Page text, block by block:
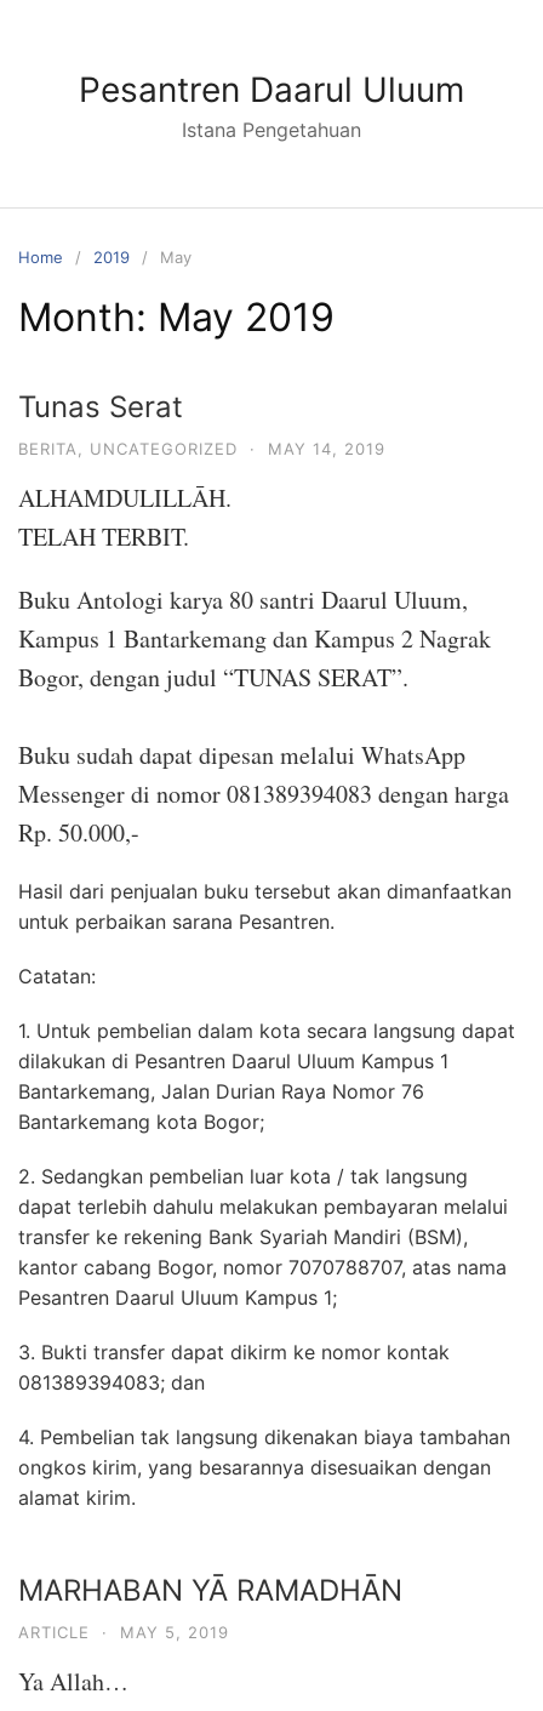
Pesantren Daarul Uluum
Istana Pengetahuan
Home 2019 May
Month: May 2019
Tunas Serat
BERITA UNCATEGORIZED · MAY 14, 2019
ALHAMDULILLĀH.
TELAH TERBIT.
Buku Antologi karya 80 santri Daarul Uluum,
Kampus 1 Bantarkemang dan Kampus 2 Nagrak
Bogor, dengan judul “TUNAS SERAT”.
Buku sudah dapat dipesan melalui WhatsApp
Messenger di nomor 081389394083 dengan harga
Rp. 50.000,-
Hasil dari penjualan buku tersebut akan dimanfaatkan
untuk perbaikan sarana Pesantren.
Catatan:
1. Untuk pembelian dalam kota secara langsung dapat
dilakukan di Pesantren Daarul Uluum Kampus 1
Bantarkemang, Jalan Durian Raya Nomor 76
Bantarkemang kota Bogor;
2. Sedangkan pembelian luar kota / tak langsung
dapat terlebih dahulu melakukan pembayaran melalui
transfer ke rekening Bank Syariah Mandiri (BSM),
kantor cabang Bogor, nomor 7070788707, atas nama
Pesantren Daarul Uluum Kampus 1;
3. Bukti transfer dapat dikirm ke nomor kontak
081389394083; dan
4. Pembelian tak langsung dikenakan biaya tambahan
ongkos kirim, yang besarannya disesuaikan dengan
alamat kirim.
MARHABAN YĀ RAMADHĀN
ARTICLE · MAY 5, 2019
Ya Allah…